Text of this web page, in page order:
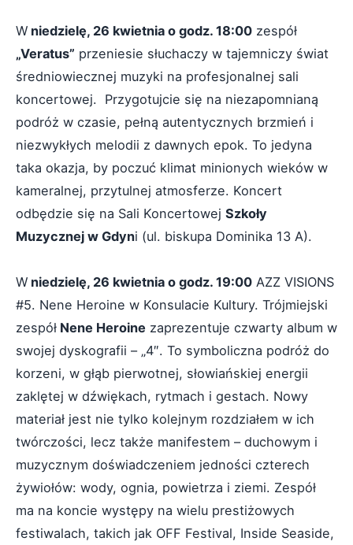
W niedzielę, 26 kwietnia o godz. 18:00 zespół
„Veratus” przeniesie słuchaczy w tajemniczy świat
średniowiecznej muzyki na profesjonalnej sali
koncertowej. Przygotujcie się na niezapomnianą
podróż w czasie, pełną autentycznych brzmień i
niezwykłych melodii z dawnych epok. To jedyna
taka okazja, by poczuć klimat minionych wieków w
kameralnej, przytulnej atmosferze. Koncert
odbędzie się na Sali Koncertowej Szkoły
Muzycznej w Gdyni (ul. biskupa Dominika 13 A).
W niedzielę, 26 kwietnia o godz. 19:00 AZZ VISIONS
#5. Nene Heroine w Konsulacie Kultury. Trójmiejski
zespół Nene Heroine zaprezentuje czwarty album w
swojej dyskografii – „4″. To symboliczna podróż do
korzeni, w głąb pierwotnej, słowiańskiej energii
zaklętej w dźwiękach, rytmach i gestach. Nowy
materiał jest nie tylko kolejnym rozdziałem w ich
twórczości, lecz także manifestem – duchowym i
muzycznym doświadczeniem jedności czterech
żywiołów: wody, ognia, powietrza i ziemi. Zespół
ma na koncie występy na wielu prestiżowych
festiwalach, takich jak OFF Festival, Inside Seaside,